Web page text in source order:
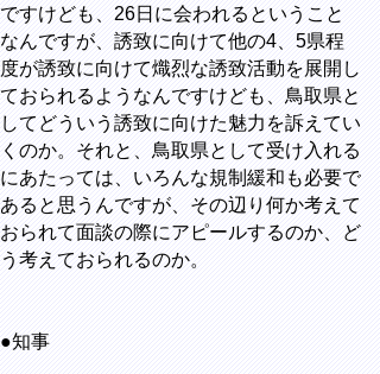
ですけども、26日に会われるということ
なんですが、誘致に向けて他の4、5県程
度が誘致に向けて熾烈な誘致活動を展開し
ておられるようなんですけども、鳥取県と
してどういう誘致に向けた魅力を訴えてい
くのか。それと、鳥取県として受け入れる
にあたっては、いろんな規制緩和も必要で
あると思うんですが、その辺り何か考えて
おられて面談の際にアピールするのか、ど
う考えておられるのか。
●知事